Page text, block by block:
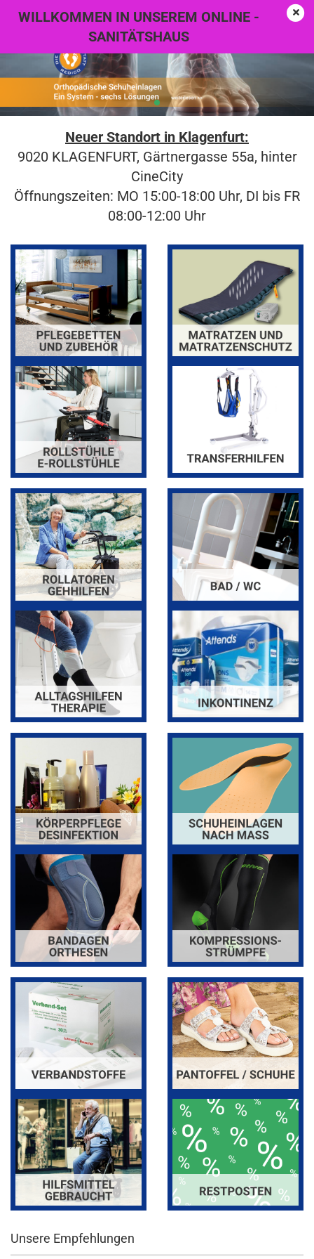
WILLKOMMEN IN UNSEREM ONLINE -
SANITÄTSHAUS
Neuer Standort in Klagenfurt:
9020 KLAGENFURT, Gärtnergasse 55a, hinter
CineCity
Öffnungszeiten: MO 15:00-18:00 Uhr, DI bis FR
08:00-12:00 Uhr
Unsere Empfehlungen